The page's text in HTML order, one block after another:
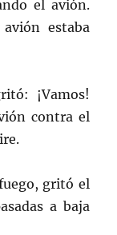
el avión.
estaba
¡Vamos!
contra el
gritó el
a baja